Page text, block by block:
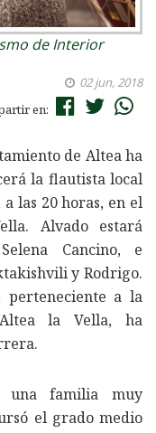
de Interior
02 jun, 2018
en:
de Altea ha
la flautista local
las 20 horas, en el
Alvado estará
Cancino, e
y Rodrigo.
a la
la Vella, ha
una familia muy
el grado medio